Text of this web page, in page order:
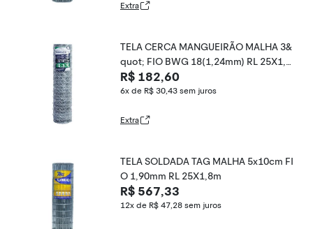
Extra
TELA CERCA MANGUEIRÃO MALHA 3&
quot; FIO BWG 18(1,24mm) RL 25X1,0
m
R$ 182,60
6x de R$ 30,43 sem juros
Extra
TELA SOLDADA TAG MALHA 5x10cm FI
O 1,90mm RL 25X1,8m
R$ 567,33
12x de R$ 47,28 sem juros